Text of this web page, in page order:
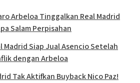
Arbeloa Tinggalkan Real Madrid
Salam Perpisahan
Madrid Siap Jual Asencio Setelah
dengan Arbeloa
Tak Aktifkan Buyback Nico Paz!